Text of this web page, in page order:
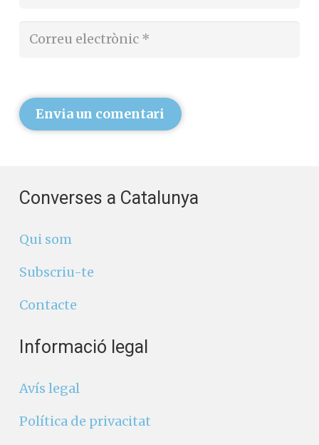
Envia un comentari
Converses a Catalunya
Qui som
Subscriu-te
Contacte
Informació legal
Avís legal
Política de privacitat